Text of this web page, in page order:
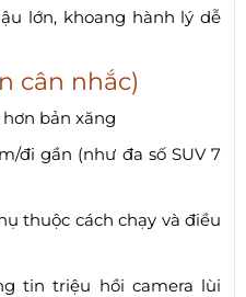
lớn, khoang hành lý dễ
cân nhắc)
bản xăng
đi gần (như đa số SUV 7
thuộc cách chạy và điều
tin triệu hồi camera lùi